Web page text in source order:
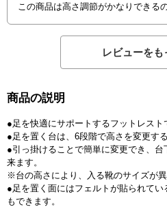
この商品は高さ調節がかなりできる
レビューをも
商品の説明
●足を快適にサポートするフットレスト
●足を置く台は、6段階で高さを変更す
●引っ掛けることで簡単に変更でき、
来ます。
※台の高さにより、入る靴のサイズが異
●足を置く面にはフェルトが貼られて
もできます。